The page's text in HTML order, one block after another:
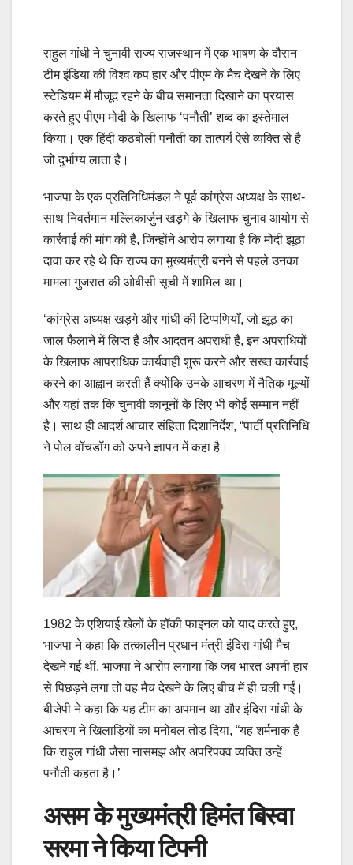
राहुल गांधी ने चुनावी राज्य राजस्थान में एक भाषण के दौरान
टीम इंडिया की विश्व कप हार और पीएम के मैच देखने के लिए
स्टेडियम में मौजूद रहने के बीच समानता दिखाने का प्रयास
करते हुए पीएम मोदी के खिलाफ ‘पनौती’ शब्द का इस्तेमाल
किया। एक हिंदी कठबोली पनौती का तात्पर्य ऐसे व्यक्ति से है
जो दुर्भाग्य लाता है।
भाजपा के एक प्रतिनिधिमंडल ने पूर्व कांग्रेस अध्यक्ष के साथ-
साथ निवर्तमान मल्लिकार्जुन खड़गे के खिलाफ चुनाव आयोग से
कार्रवाई की मांग की है, जिन्होंने आरोप लगाया है कि मोदी झूठा
दावा कर रहे थे कि राज्य का मुख्यमंत्री बनने से पहले उनका
मामला गुजरात की ओबीसी सूची में शामिल था।
‘कांग्रेस अध्यक्ष खड़गे और गांधी की टिप्पणियाँ, जो झूठ का
जाल फैलाने में लिप्त हैं और आदतन अपराधी हैं, इन अपराधियों
के खिलाफ आपराधिक कार्यवाही शुरू करने और सख्त कार्रवाई
करने का आह्वान करती हैं क्योंकि उनके आचरण में नैतिक मूल्यों
और यहां तक कि चुनावी कानूनों के लिए भी कोई सम्मान नहीं
है। साथ ही आदर्श आचार संहिता दिशानिर्देश, “पार्टी प्रतिनिधि
ने पोल वॉचडॉग को अपने ज्ञापन में कहा है।
1982 के एशियाई खेलों के हॉकी फाइनल को याद करते हुए,
भाजपा ने कहा कि तत्कालीन प्रधान मंत्री इंदिरा गांधी मैच
देखने गई थीं, भाजपा ने आरोप लगाया कि जब भारत अपनी हार
से पिछड़ने लगा तो वह मैच देखने के लिए बीच में ही चली गईं।
बीजेपी ने कहा कि यह टीम का अपमान था और इंदिरा गांधी के
आचरण ने खिलाड़ियों का मनोबल तोड़ दिया, “यह शर्मनाक है
कि राहुल गांधी जैसा नासमझ और अपरिपक्व व्यक्ति उन्हें
पनौती कहता है।’
असम के मुख्यमंत्री हिमंत बिस्वा
सरमा ने किया टिपनी